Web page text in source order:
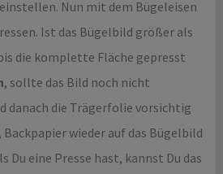
Nun mit dem Bügeleisen
Ist das Bügelbild größer als
die komplette Fläche gepresst
, sollte das Bild noch nicht
danach die Trägerfolie vorsichtig
wieder auf das Bügelbild
Du eine Presse hast, kannst Du das